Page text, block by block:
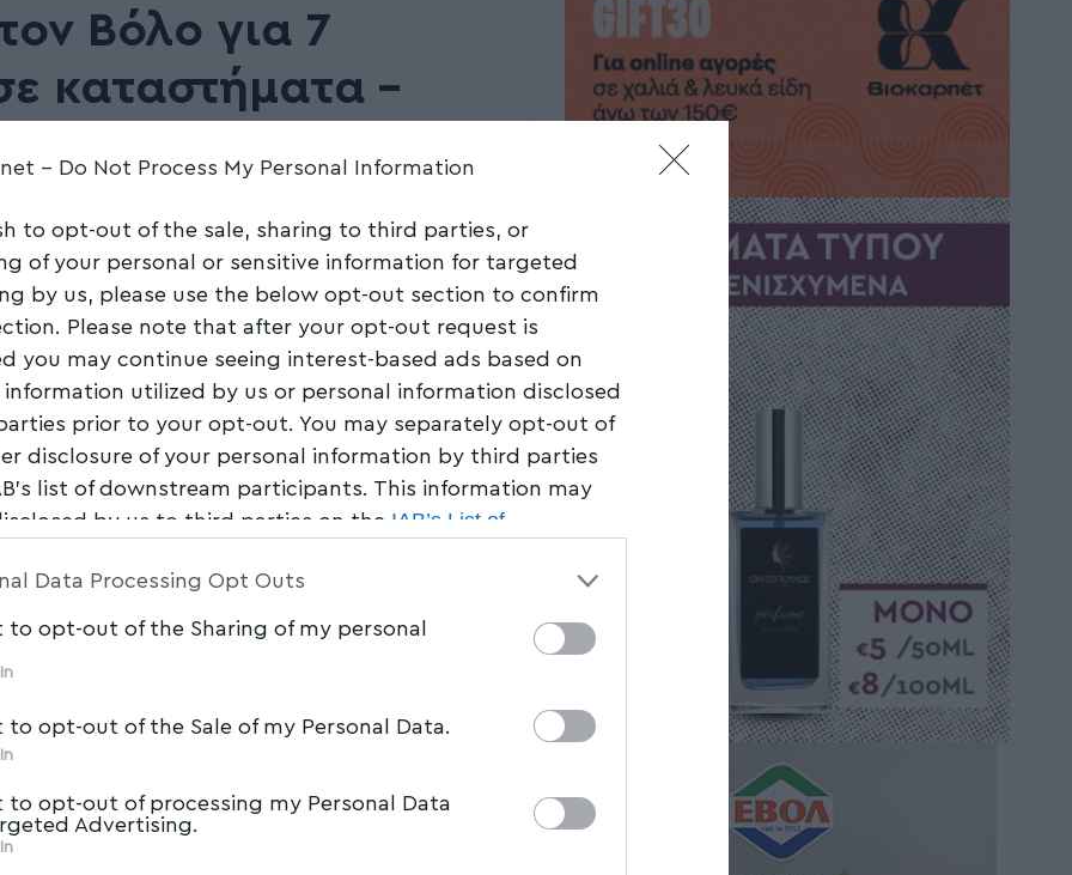
- Do Not Process My Personal Information
to opt-out of the sale, sharing to third parties, or
of your personal or sensitive information for targeted
by us, please use the below opt-out section to confirm
Please note that after your opt-out request is
you may continue seeing interest-based ads based on
information utilized by us or personal information disclosed
prior to your opt-out. You may separately opt-out of
disclosure of your personal information by third parties
list of downstream participants. This information may
by us to third parties on the IAB’s List of
Data Processing Opt Outs
to opt-out of the Sharing of my personal
to opt-out of the Sale of my Personal Data.
to opt-out of processing my Personal Data
Advertising.
Βόλο για 7
καταστήματα –
και
να σπάζει
2 Min Read